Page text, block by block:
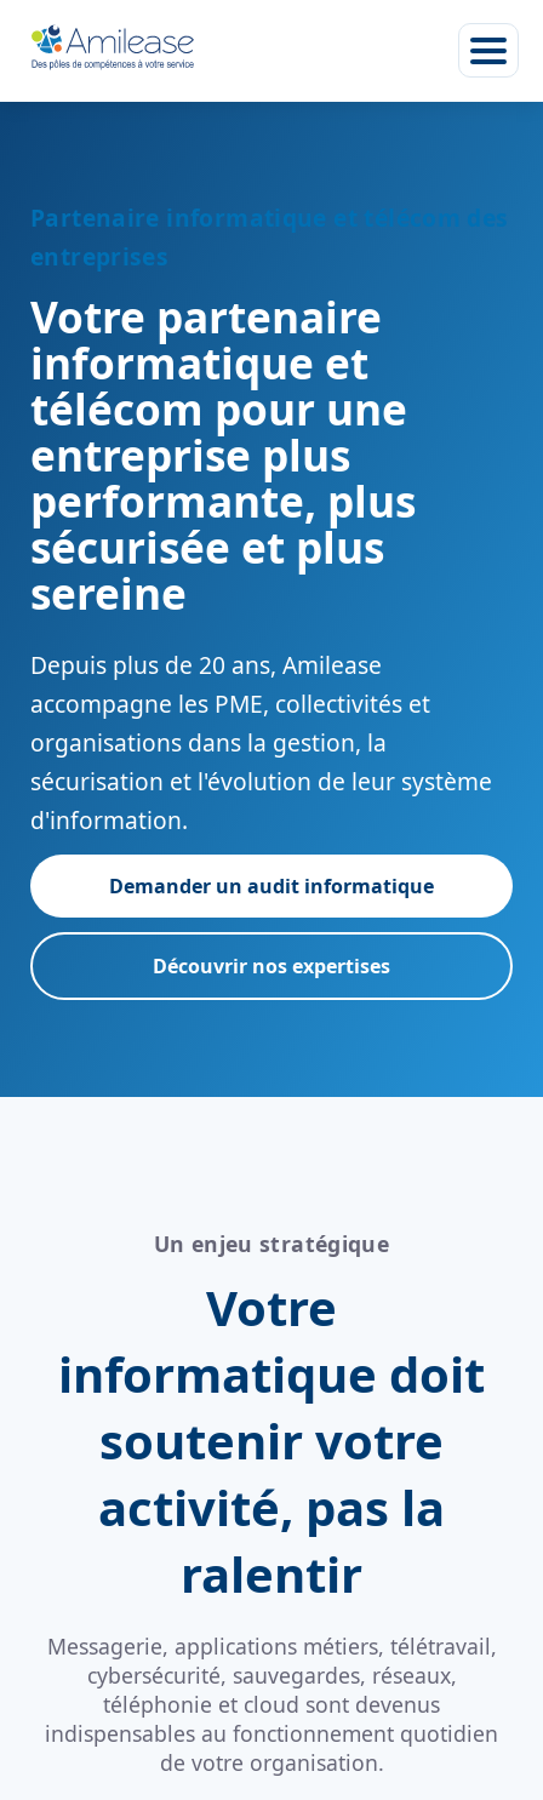
Partenaire informatique et télécom des
entreprises
Votre partenaire
informatique et
télécom pour une
entreprise plus
performante, plus
sécurisée et plus
sereine
Depuis plus de 20 ans, Amilease
accompagne les PME, collectivités et
organisations dans la gestion, la
sécurisation et l'évolution de leur système
d'information.
Demander un audit informatique
Découvrir nos expertises
Un enjeu stratégique
Votre
informatique doit
soutenir votre
activité, pas la
ralentir
Messagerie, applications métiers, télétravail,
cybersécurité, sauvegardes, réseaux,
téléphonie et cloud sont devenus
indispensables au fonctionnement quotidien
de votre organisation.